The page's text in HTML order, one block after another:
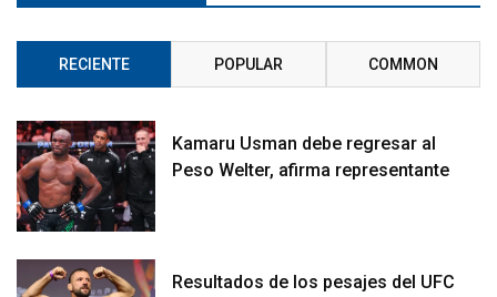
RECIENTE POPULAR COMMON
Kamaru Usman debe regresar al
Peso Welter, afirma representante
Resultados de los pesajes del UFC